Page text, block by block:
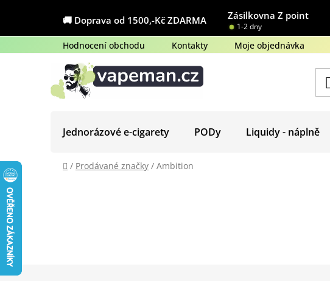
obsah
🚚 Doprava od 1500,-Kč ZDARMA Zásilkovna Z point
1-2 dny
Hodnocení obchodu Kontakty Moje objednávka
Jednorázové e-cigarety PODy Liquidy - náplně
Domů
/ Prodávané značky / Ambition